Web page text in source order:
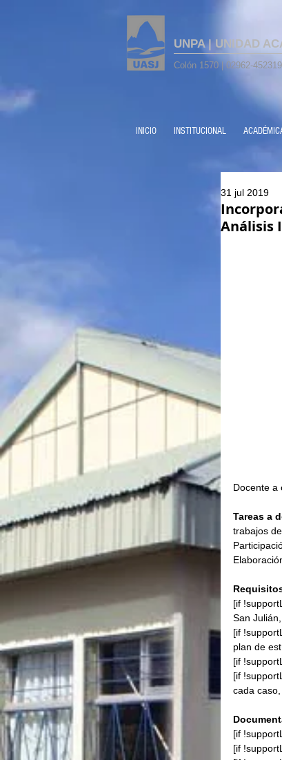
UNPA | UNIDAD
Colón 1570 | 02962-
INICIO INSTITUCIONAL
Análisis
31 jul 2019
Docente a
Tareas a
trabajos
[if
San
[if
plan de
[if
[if
cada
[if
[if